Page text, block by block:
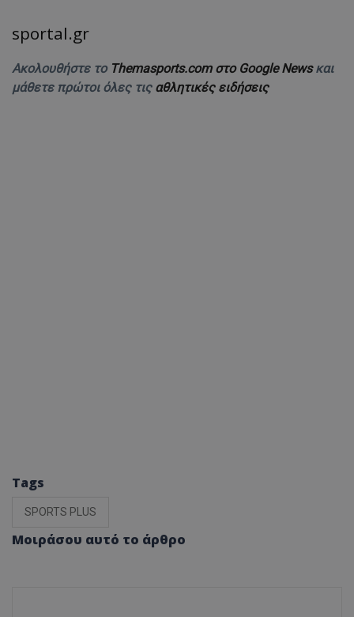
sportal.gr
Ακολουθήστε το Themasports.com στο Google Newsκαι
μάθετε πρώτοι όλες τις αθλητικές ειδήσεις
Tags
SPORTS PLUS
Μοιράσου αυτό το άρθρο